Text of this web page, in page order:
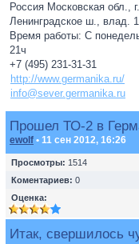
Россия Московская обл.,
Ленинградское ш., влад.
Время работы: С
21ч
+7 (495) 231-31-31
http://www.germanika.ru/
info@sever.germanika.ru
Прошел ТО-2 в
ewolf • 11 сен 2012, 16:26
Просмотры: 1514
Коментариев: 0
Оценка:
Итак, свершилось